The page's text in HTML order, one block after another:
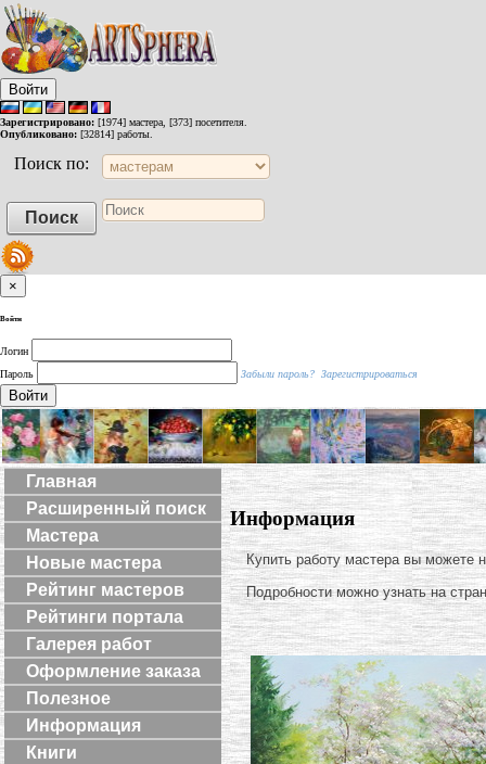
Войти
Зарегистрировано: [1974] мастера, [373] посетителя.
Опубликовано: [32814] работы.
Поиск по:
×
Войти
Логин
Пароль
Забыли пароль? Зарегистрироваться
Войти
Главная
Расширенный поиск
Мастера
Новые мастера
Рейтинг мастеров
Рейтинги портала
Галерея работ
Оформление заказа
Полезное
Информация
Книги
Информация
Купить работу мастера вы можете
Подробности можно узнать на